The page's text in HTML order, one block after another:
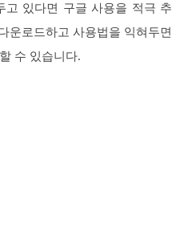
고 있다면 구글 사용을 적극 추
운로드하고 사용법을 익혀두면
수 있습니다.